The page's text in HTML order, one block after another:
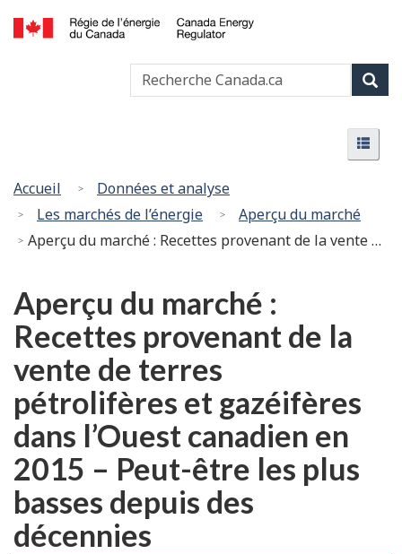
Passer
au
contenu
principal
Version
HTML
simplifiée
l’énergie
du
Canada
Vous
êtes
ici
Accueil
Données et analyse
Les marchés de l’énergie
Aperçu du marché
Aperçu du marché : Recettes provenant de la vente de terres pétrolifères et gazéifères dans l’Ouest canadien en 2015 – Peut-être les plus basses depuis des décennies
Aperçu du marché :
Recettes provenant de la
vente de terres
pétrolifères et gazéifères
dans l’Ouest canadien en
2015 – Peut-être les plus
basses depuis des
décennies